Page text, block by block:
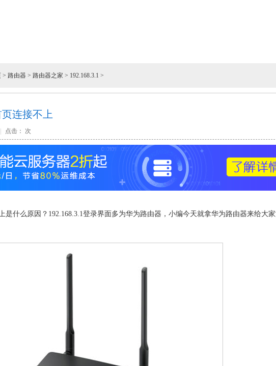
> 路由器 > 路由器之家 > 192.168.3.1 >
页连接不上
点击： 次
是什么原因？192.168.3.1登录界面多为华为路由器，小编今天就拿华为路由器来给大